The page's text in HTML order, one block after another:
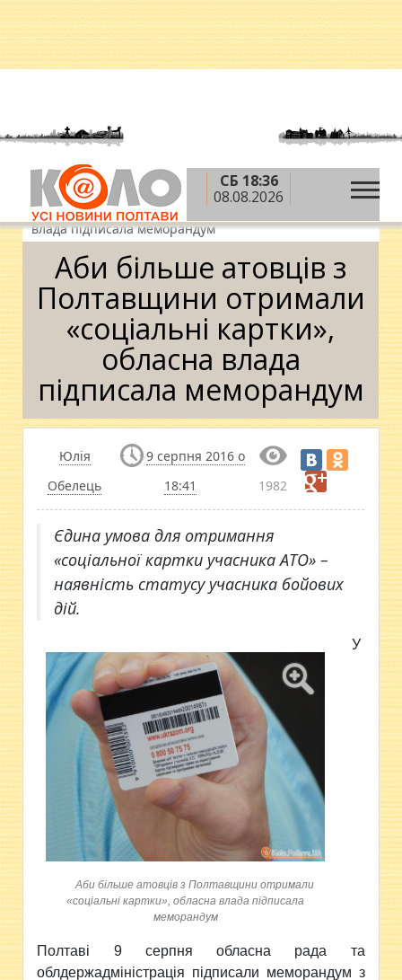
СБ 18:36
08.08.2026
Головна » АТО »Аби більше атовців з
Полтавщини отримали «соціальні картки», обласна
влада підписала меморандум
Аби більше атовців з
Полтавщини отримали
«соціальні картки»,
обласна влада
підписала меморандум
Юлія
Обелець
9 серпня 2016 о
18:41
1982
Єдина умова для отримання
«соціальної картки учасника АТО» –
наявність статусу учасника бойових
дій.
Аби більше атовців з Полтавщини отримали
«соціальні картки», обласна влада підписала
меморандум
У
Полтаві 9 серпня обласна рада та
облдержадміністрація підписали меморандум з